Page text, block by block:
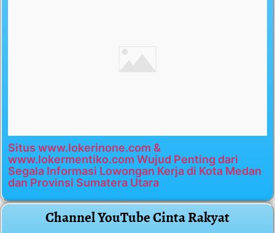
Situs www.lokerinone.com &
www.lokermentiko.com Wujud Penting dari
Segala Informasi Lowongan Kerja di Kota Medan
dan Provinsi Sumatera Utara
Channel YouTube Cinta Rakyat